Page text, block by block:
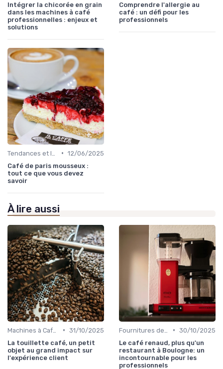
Intégrer la chicorée en grain
dans les machines à café
professionnelles : enjeux et
solutions
Comprendre l'allergie au
café : un défi pour les
professionnels
• 12/06/2025
Café de paris mousseux :
tout ce que vous devez
savoir
À lire aussi
• 31/10/2025
La touillette café, un petit
objet au grand impact sur
l'expérience client
• 30/10/2025
Le café renaud, plus qu'un
restaurant à Boulogne: un
incontournable pour les
professionnels